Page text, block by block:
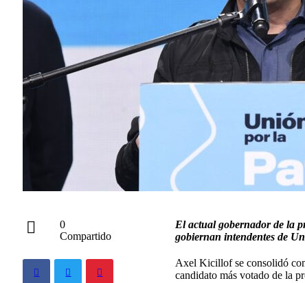
0
Compartido
El actual gobernador de la
gobiernan intendentes de
Axel Kicillof se consolidó
candidato más votado de la